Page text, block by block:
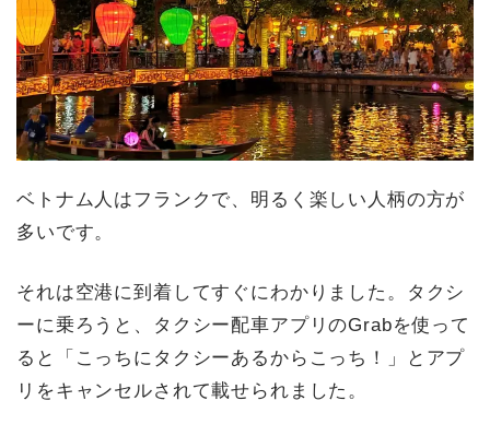
ベトナム人はフランクで、明るく楽しい人柄の方が
多いです。
それは空港に到着してすぐにわかりました。タクシ
ーに乗ろうと、タクシー配車アプリのGrabを使って
ると「こっちにタクシーあるからこっち！」とアプ
リをキャンセルされて載せられました。